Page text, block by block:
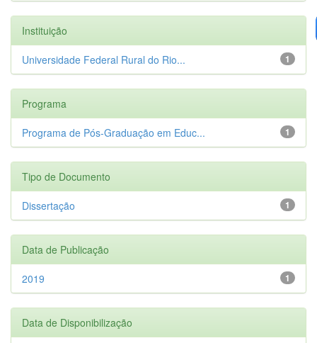
Instituição
1
Universidade Federal Rural do Rio...
Programa
1
Programa de Pós-Graduação em Educ...
Tipo de Documento
1
Dissertação
Data de Publicação
1
2019
Data de Disponibilização